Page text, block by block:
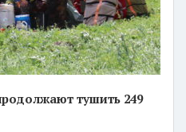
тушить 249